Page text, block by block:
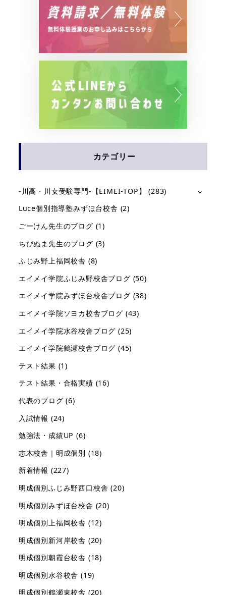
カテゴリー
-川高・川女受験専門-【EIMEI-TOP】
(283)
Luce個別指導塾みずほ台校舎 (2)
ごーけん先生のブログ (1)
ちびぬま先生のブログ (3)
ふじみ野上福岡校舎 (8)
エイメイ学院ふじみ野校舎ブログ (50)
エイメイ学院みずほ台校舎ブログ (38)
エイメイ学院ソヨカ校舎ブログ (43)
エイメイ学院水谷校舎ブログ (25)
エイメイ学院鶴瀬校舎ブログ (45)
テスト結果 (1)
テスト結果・合格実績 (16)
代表のブログ (6)
入試情報 (24)
勉強法・成績UP (6)
志木校舎｜明成個別 (18)
新着情報 (227)
明成個別ふじみ野西口校舎 (20)
明成個別みずほ台校舎 (20)
明成個別上福岡校舎 (12)
明成個別新河岸校舎 (20)
明成個別朝霞台校舎 (18)
明成個別水谷校舎 (19)
明成個別鶴瀬東校舎 (20)